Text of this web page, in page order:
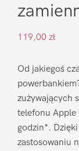
119,00 zł
Od jakiegoś
zużywających
telefonu Apple
godzin*.
zastosowaniu